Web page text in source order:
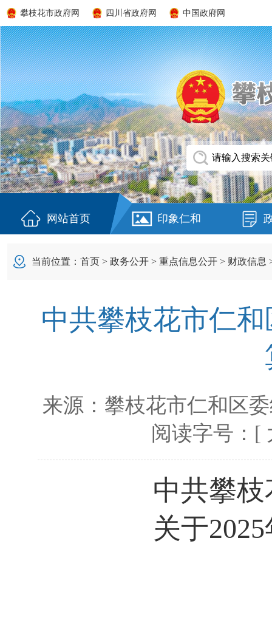
攀枝花市政府网 四川省政府网 中国政府网
网站首页 印象仁和
当前位置： 首页 > 政务公开 > 重点信息公开 > 财政信息
中共攀枝花市仁
来源： 攀枝花市仁和区
阅读字号：[
中共攀
关于2025